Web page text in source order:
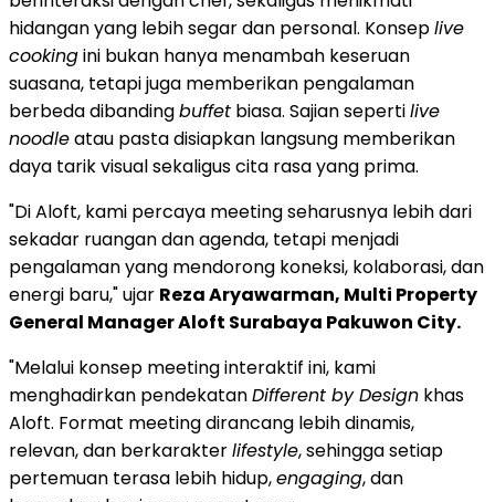
hidangan yang lebih segar dan personal. Konseplive
cookingini bukan hanya menambah keseruan
suasana, tetapi juga memberikan pengalaman
berbeda dibandingbuffet biasa. Sajian sepertilive
noodleatau pasta disiapkan langsung memberikan
daya tarik visual sekaligus cita rasa yang prima.
"Di Aloft, kami percaya meeting seharusnya lebih dari
sekadar ruangan dan agenda, tetapi menjadi
pengalaman yang mendorong koneksi, kolaborasi, dan
energi baru," ujar Reza Aryawarman, Multi Property
General Manager Aloft Surabaya Pakuwon City.
"Melalui konsep meeting interaktif ini, kami
menghadirkan pendekatanDifferent by Design khas
Aloft. Format meeting dirancang lebih dinamis,
relevan, dan berkarakterlifestyle, sehingga setiap
pertemuan terasa lebih hidup,engaging, dan